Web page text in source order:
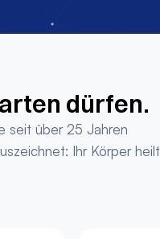
dürfen.
seit über 25 Jahren
Ihr Körper heilt